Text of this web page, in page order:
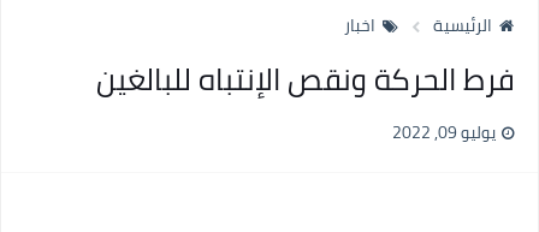
الرئيسية اخبار
فرط الحركة ونقص الإنتباه للبالغين
يوليو 09, 2022